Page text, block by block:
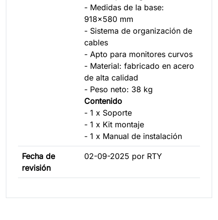
- Medidas de la base:
918x580 mm
- Sistema de organización de
cables
- Apto para monitores curvos
- Material: fabricado en acero
de alta calidad
- Peso neto: 38 kg
Contenido
- 1 x Soporte
- 1 x Kit montaje
- 1 x Manual de instalación
Fecha de
revisión
02-09-2025 por RTY